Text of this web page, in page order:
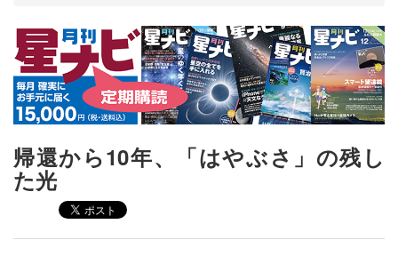
プ
帰還から10年、「はやぶさ」の残し
た光